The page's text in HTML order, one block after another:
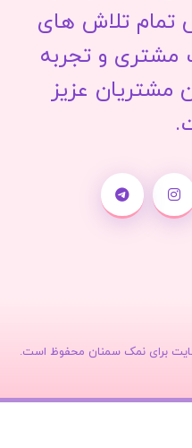
تمام تلاش های
مشتری و تجربه
عزیز
برای نمک سمنان محفوظ است.